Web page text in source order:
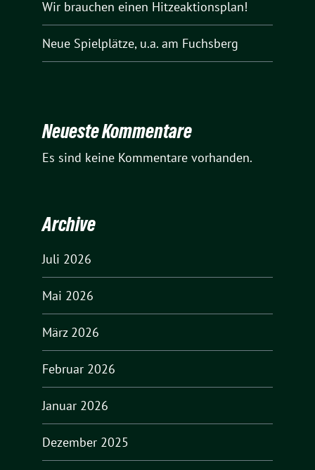
Wir brauchen einen Hitzeaktionsplan!
Neue Spielplätze, u.a. am Fuchsberg
Neueste Kommentare
Es sind keine Kommentare vorhanden.
Archive
Juli 2026
Mai 2026
März 2026
Februar 2026
Januar 2026
Dezember 2025